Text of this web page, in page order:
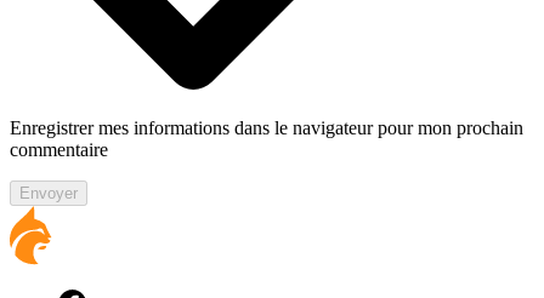
Enregistrer mes informations dans le navigateur pour mon prochain
commentaire
Envoyer